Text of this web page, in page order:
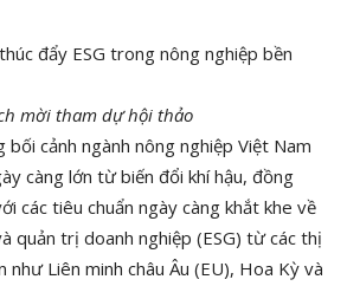
mời tham dự hội thảo
bối cảnh ngành nông nghiệp Việt Nam
càng lớn từ biến đổi khí hậu, đồng
các tiêu chuẩn ngày càng khắt khe về
quản trị doanh nghiệp (ESG) từ các thị
Liên minh châu Âu (EU), Hoa Kỳ và